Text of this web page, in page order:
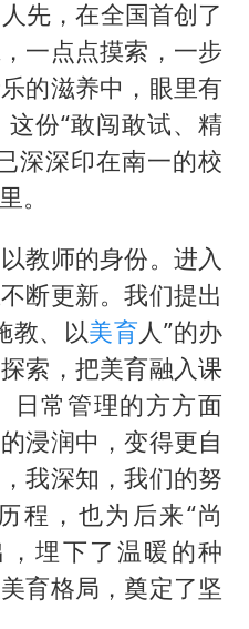
先，在全国首创了
一点点摸索，一步
的滋养中，眼里有
份“敢闯敢试、精
深深印在南一的校
。
教师的身份。进入
断更新。我们提出
教、以美育 人”的办
索，把美育融入课
日常管理的方方面
浸润中，变得更自
我深知，我们的努
程，也为后来“尚
埋下了温暖的种
育格局，奠定了坚